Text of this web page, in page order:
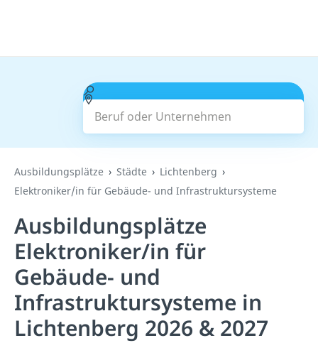
Beruf oder Unternehmen
Suchen
Ausbildungsplätze Städte
Lichtenberg
Elektroniker/in für Gebäude- und Infrastruktursysteme
Ausbildungsplätze
Elektroniker/in für
Gebäude- und
Infrastruktursysteme in
Lichtenberg 2026 & 2027